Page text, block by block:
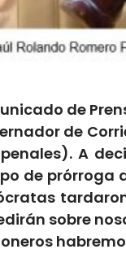
de
de
A
de prórroga
sobre